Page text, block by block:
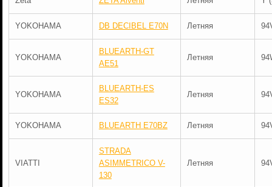
YOKOHAMA DB DECIBEL E70N Летняя
YOKOHAMA
BLUEARTH-GT
AE51
Летняя
YOKOHAMA
BLUEARTH-ES
ES32
Летняя
YOKOHAMA BLUEARTH E70BZ Летняя
VIATTI
STRADA
ASIMMETRICO V-
130
Летняя